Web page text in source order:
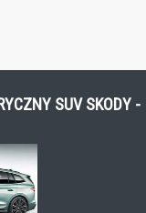
SUV SKODY -